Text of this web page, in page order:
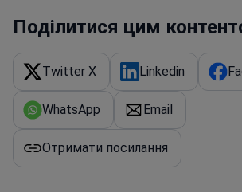
Поділитися цим
Twitter X Linkedin
WhatsApp Email
Отримати посилання